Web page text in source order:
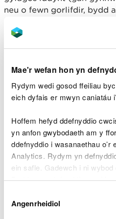
Mae'r wefan hon yn
Rydym wedi gosod ffeiliau
eich dyfais er mwyn caniatáu
Hoffem hefyd ddefnyddio
yn anfon gwybodaeth am y
ddefnyddio i wasanaethau o’r
Analytics. Rydym yn
ein safle. Gadewch i ni wybod
Byddwn yn defnyddio cwci i
Gellirdarllen mwy am ein
Caniatâd
Angenrheidiol
neu o fewn gorlifdir, bydd
elwir yn flaenorol yn
Darllenwch fwy ynglyn â
Trwydded
a Warchodir
Os oes gan eich cynnig y
Rywogaeth a Warchodir
gwaith adeiladu er
bydd arnoch angen